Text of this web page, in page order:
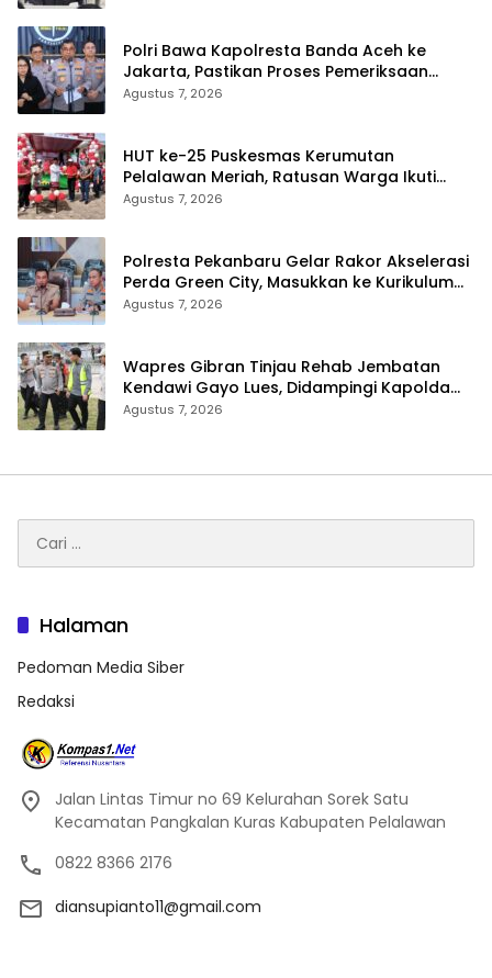
Polri Bawa Kapolresta Banda Aceh ke
Jakarta, Pastikan Proses Pemeriksaan
Profesional dan Transparan
Agustus 7, 2026
HUT ke-25 Puskesmas Kerumutan
Pelalawan Meriah, Ratusan Warga Ikuti
Jalan Santai dan Cek Kesehatan Gratis
Agustus 7, 2026
Polresta Pekanbaru Gelar Rakor Akselerasi
Perda Green City, Masukkan ke Kurikulum
Sekolah
Agustus 7, 2026
Wapres Gibran Tinjau Rehab Jembatan
Kendawi Gayo Lues, Didampingi Kapolda
Aceh
Agustus 7, 2026
untuk:
Halaman
Pedoman Media Siber
Redaksi
Jalan Lintas Timur no 69 Kelurahan Sorek Satu
Kecamatan Pangkalan Kuras Kabupaten Pelalawan
0822 8366 2176
diansupianto11@gmail.com